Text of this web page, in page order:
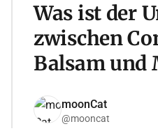
Was ist der
zwischen
Balsam und
moonCat
@mooncat